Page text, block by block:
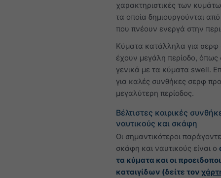
χαρακτηριστικές των
τα οποία δημιουργούνται
που πνέουν ενεργά στην
Κύματα κατάλληλα για
έχουν μεγάλη περίοδο, όπως
γενικά με τα κύματα swell.
για καλές συνθήκες σερφ
μεγαλύτερη περίοδος.
Βέλτιστες καιρικές
ναυτικούς και σκάφη
Οι σημαντικότεροι
σκάφη και ναυτικούς είναι ο
τα κύματα και οι
καταιγίδων (δείτε τον